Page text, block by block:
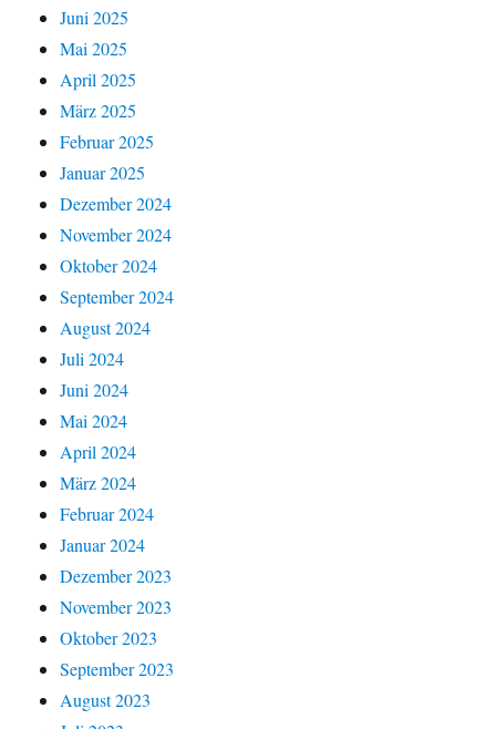
Juni 2025
Mai 2025
April 2025
März 2025
Februar 2025
Januar 2025
Dezember 2024
November 2024
Oktober 2024
September 2024
August 2024
Juli 2024
Juni 2024
Mai 2024
April 2024
März 2024
Februar 2024
Januar 2024
Dezember 2023
November 2023
Oktober 2023
September 2023
August 2023